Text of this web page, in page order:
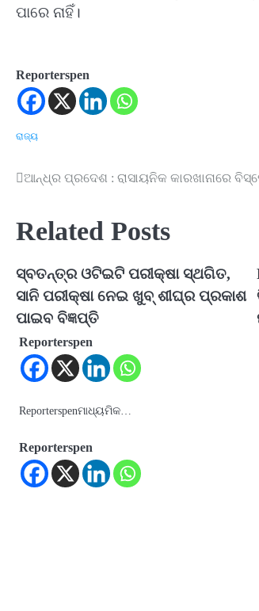
ପାରେ ନାହିଁ।
Reporterspen
ରାଜ୍ୟ
Post
ଆନ୍ଧ୍ର ପ୍ରଦେଶ : ରାସାୟନିକ କାରଖାନାରେ
Related Posts
ସ୍ବତନ୍ତ୍ର ଓଟିଇଟି ପରୀକ୍ଷା ସ୍ଥଗିତ,
ସାନି ପରୀକ୍ଷା ନେଇ ଖୁବ୍ ଶୀଘ୍ର ପ୍ରକାଶ
ପାଇବ ବିଜ୍ଞପ୍ତି
Reporterspen
Reporterspenମାଧ୍ୟମିକ…
Reporterspen